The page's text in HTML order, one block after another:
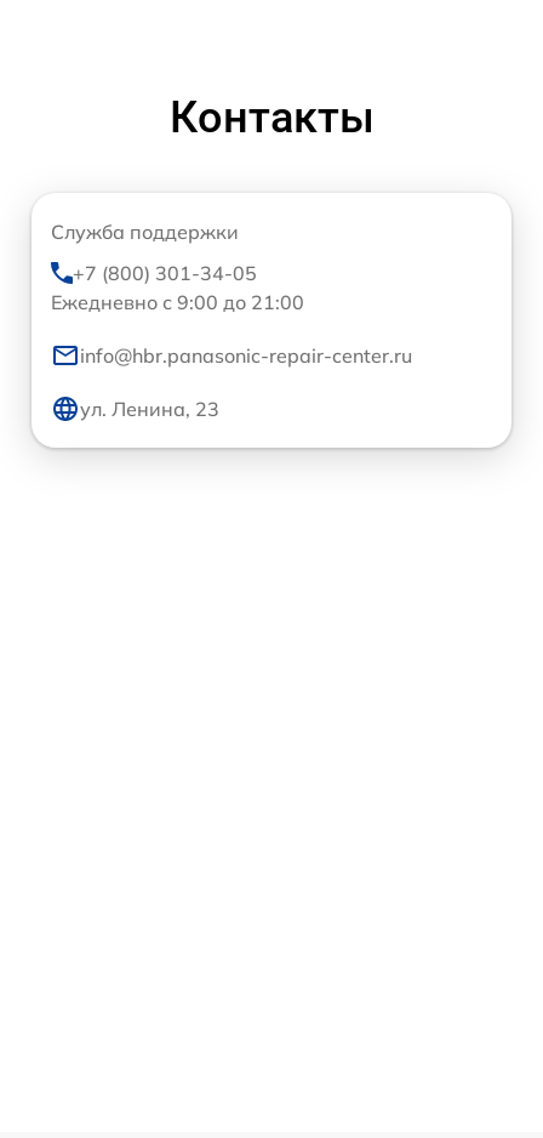
Контакты
Служба поддержки
+7 (800) 301-34-05
Ежедневно с 9:00 до 21:00
info@hbr.panasonic-repair-center.ru
ул. Ленина, 23